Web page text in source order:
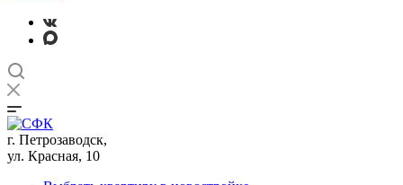
г. Петрозаводск,
ул. Красная, 10